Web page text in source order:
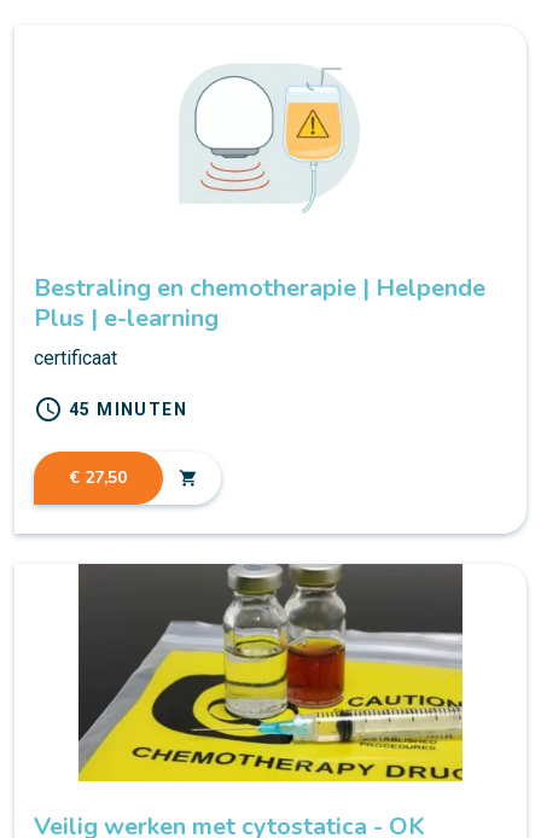
Bestraling en chemotherapie | Helpende
Plus | e-learning
certificaat
schedule 45 MINUTEN
€ 27,50 shopping_cart
Veilig werken met cytostatica - OK